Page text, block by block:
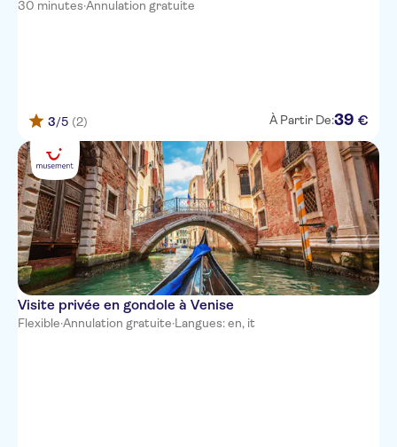
30 minutes·Annulation gratuite
3/5 (2) À Partir De:39 €
Visite privée en gondole à Venise
Flexible·Annulation gratuite·Langues: en, it